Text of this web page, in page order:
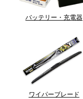
バッテリー・充電器
ワイパーブレード